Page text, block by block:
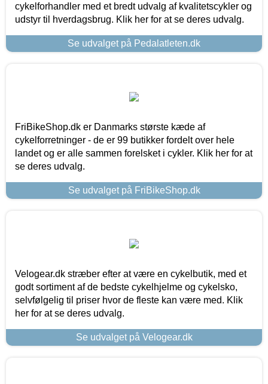
cykelforhandler med et bredt udvalg af kvalitetscykler og
udstyr til hverdagsbrug. Klik her for at se deres udvalg.
Se udvalget på Pedalatleten.dk
FriBikeShop.dk er Danmarks største kæde af
cykelforretninger - de er 99 butikker fordelt over hele
landet og er alle sammen forelsket i cykler. Klik her for at
se deres udvalg.
Se udvalget på FriBikeShop.dk
Velogear.dk stræber efter at være en cykelbutik, med et
godt sortiment af de bedste cykelhjelme og cykelsko,
selvfølgelig til priser hvor de fleste kan være med. Klik
her for at se deres udvalg.
Se udvalget på Velogear.dk